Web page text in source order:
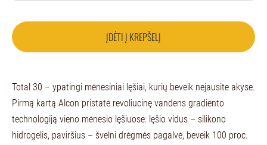
ĮDĖTI Į KREPŠELĮ
Total 30 – ypatingi mėnesiniai lęšiai, kurių beveik nejausite akyse.
Pirmą kartą Alcon pristatė revoliucinę vandens gradiento
technologiją vieno mėnesio lęšiuose: lęšio vidus – silikono
hidrogelis, paviršius – švelni drėgmės pagalvė, beveik 100 proc.